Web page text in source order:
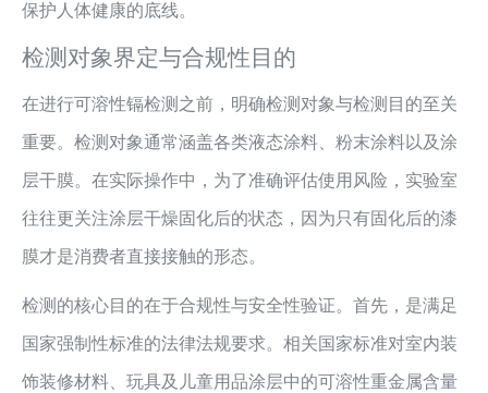
保护人体健康的底线。
检测对象界定与合规性目的
在进行可溶性镉检测之前，明确检测对象与检测目的至关
重要。检测对象通常涵盖各类液态涂料、粉末涂料以及涂
层干膜。在实际操作中，为了准确评估使用风险，实验室
往往更关注涂层干燥固化后的状态，因为只有固化后的漆
膜才是消费者直接接触的形态。
检测的核心目的在于合规性与安全性验证。首先，是满足
国家强制性标准的法律法规要求。相关国家标准对室内装
饰装修材料、玩具及儿童用品涂层中的可溶性重金属含量